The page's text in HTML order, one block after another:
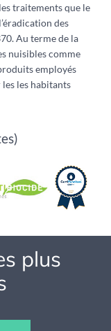
traitements que le
des
Au terme de la
nuisibles comme
employés
les habitants
plus